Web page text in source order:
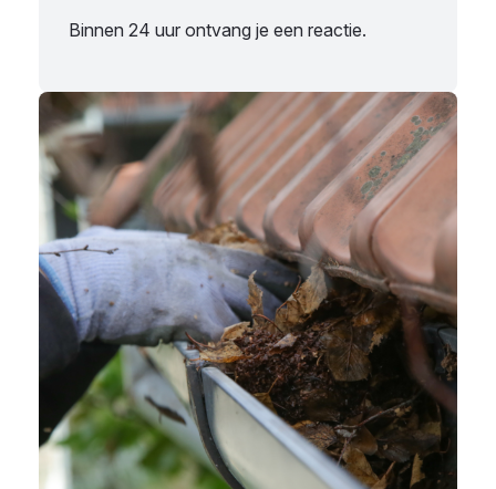
Binnen 24 uur ontvang je een reactie.